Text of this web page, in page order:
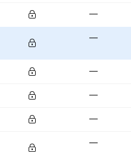
—
—
—
—
—
—